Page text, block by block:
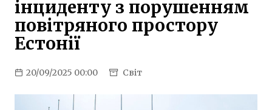
інциденту з порушенням
повітряного простору
Естонії
20/09/2025 00:00 Світ